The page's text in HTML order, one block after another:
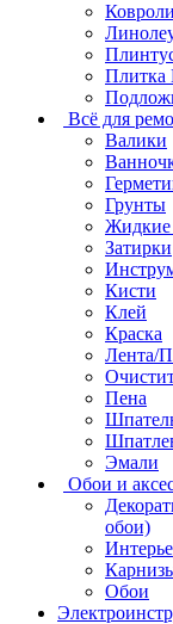
Всё для
Валики
Грунты
Жидкие
Затирки
Кисти
Клей
Краска
Лента/
Пена
Эмали
Обои и
обои)
Обои